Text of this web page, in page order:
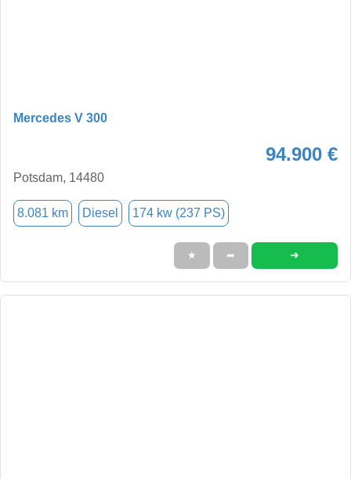
Mercedes V 300
94.900 €
Potsdam, 14480
8.081 km Diesel 174 kw (237 PS)
★ ➦ ➜